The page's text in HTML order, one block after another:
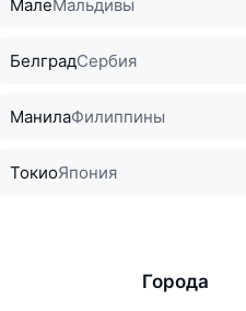
МалеМальдивы
БелградСербия
МанилаФилиппины
ТокиоЯпония
Города